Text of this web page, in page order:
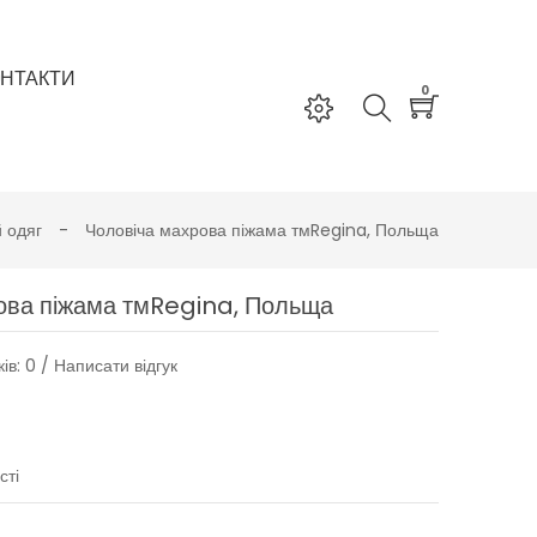
0
одяг Чоловіча махрова піжама тмRegina, Польща
піжама тмRegina, Польща
0 / Написати відгук